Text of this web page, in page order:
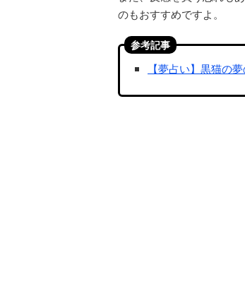
のもおすすめですよ。
参考記事
【夢占い】黒猫の